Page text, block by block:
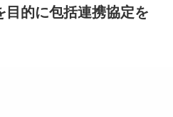
的に包括連携協定を